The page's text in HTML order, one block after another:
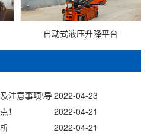
自动式液压升降平台
2022-04-23
注意事项\导
2022-04-21
！
2022-04-21